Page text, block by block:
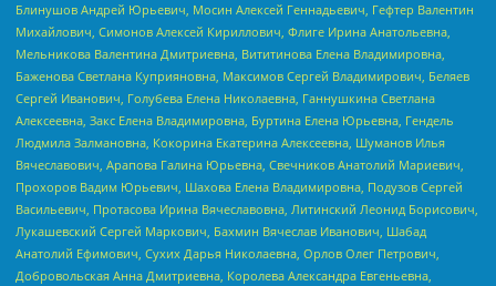
Блинушов Андрей Юрьевич, Мосин Алексей Геннадьевич, Гефтер Валентин
Михайлович, Симонов Алексей Кириллович, Флиге Ирина Анатольевна,
Мельникова Валентина Дмитриевна, Вититинова Елена Владимировна,
Баженова Светлана Куприяновна, Максимов Сергей Владимирович, Беляев
Сергей Иванович, Голубева Елена Николаевна, Ганнушкина Светлана
Алексеевна, Закс Елена Владимировна, Буртина Елена Юрьевна, Гендель
Людмила Залмановна, Кокорина Екатерина Алексеевна, Шуманов Илья
Вячеславович, Арапова Галина Юрьевна, Свечников Анатолий Мариевич,
Прохоров Вадим Юрьевич, Шахова Елена Владимировна, Подузов Сергей
Васильевич, Протасова Ирина Вячеславовна, Литинский Леонид Борисович,
Лукашевский Сергей Маркович, Бахмин Вячеслав Иванович, Шабад
Анатолий Ефимович, Сухих Дарья Николаевна, Орлов Олег Петрович,
Добровольская Анна Дмитриевна, Королева Александра Евгеньевна,